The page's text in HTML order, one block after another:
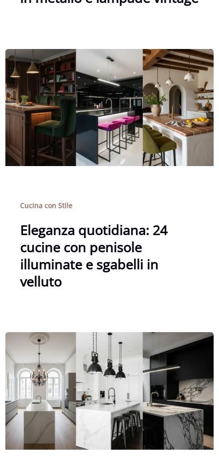
Cucina con Stile
Eleganza quotidiana: 24
cucine con penisole
illuminate e sgabelli in
velluto